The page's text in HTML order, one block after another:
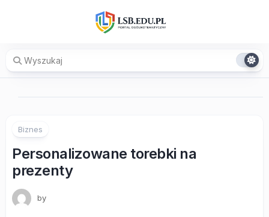
Biznes
Personalizowane torebki na
prezenty
by